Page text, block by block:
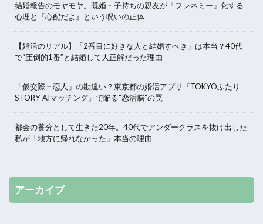
結婚報告のモヤモヤ。既婚・子持ちの親友が「フレネミー」化する
心理と『心配だよ』という呪いの正体
【婚活のリアル】「2番目に好きな人と結婚すべき」は本当？40代
で“圧倒的1番”と結婚して大正解だった理由
「仮交際＝恋人」の勘違い？東京都の婚活アプリ『TOKYOふたり
STORY AIマッチング』で陥る“恋活脳”の罠
都会の養分として生きた20年。40代でアンダークラスを抜け出した
私が「地方に帰れなかった」本当の理由
アーカイブ